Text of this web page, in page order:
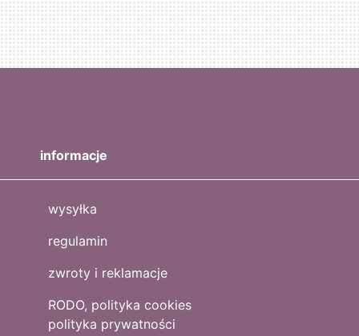
informacje
wysyłka
regulamin
zwroty i reklamacje
RODO, polityka cookies
polityka prywatności